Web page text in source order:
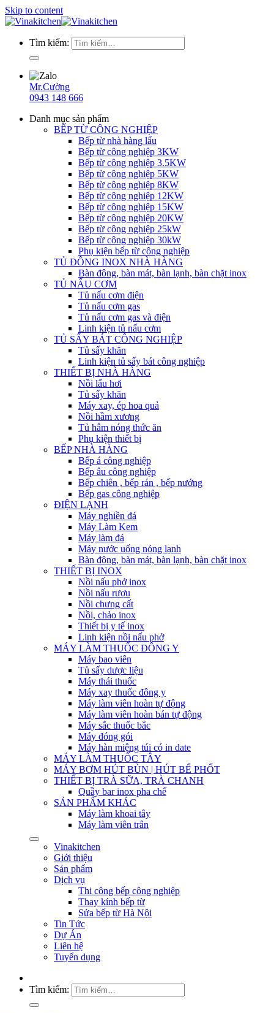
Skip to content
Tìm kiếm:
Mr.Cường
0943 148 666
Danh mục sản phẩm
BẾP TỪ CÔNG NGHIỆP
Bếp từ nhà hàng lẩu
Bếp từ công nghiệp 3KW
Bếp từ công nghiệp 3.5KW
Bếp từ công nghiệp 5KW
Bếp từ công nghiệp 8KW
Bếp từ công nghiệp 12KW
Bếp từ công nghiệp 15KW
Bếp từ công nghiệp 20KW
Bếp từ công nghiệp 25kW
Bếp từ công nghiệp 30kW
Phụ kiện bếp từ công nghiệp
TỦ ĐÔNG INOX NHÀ HÀNG
Bàn đông, bàn mát, bàn lạnh, bàn chặt inox
TỦ NẤU CƠM
Tủ nấu cơm điện
Tủ nấu cơm gas
Tủ nấu cơm gas và điện
Linh kiện tủ nấu cơm
TỦ SẤY BÁT CÔNG NGHIỆP
Tủ sấy khăn
Linh kiện tủ sấy bát công nghiệp
THIẾT BỊ NHÀ HÀNG
Nồi lẩu hơi
Tủ sấy khăn
Máy xay, ép hoa quả
Nồi hầm xương
Tủ hâm nóng thức ăn
Phụ kiện thiết bị
BẾP NHÀ HÀNG
Bếp á công nghiệp
Bếp âu công nghiệp
Bếp chiên , bếp rán , bếp nướng
Bếp gas công nghiệp
ĐIỆN LẠNH
Máy nghiền đá
Máy Làm Kem
Máy làm đá
Máy nước uống nóng lạnh
Bàn đông, bàn mát, bàn lạnh, bàn chặt inox
THIẾT BỊ INOX
Nồi nấu phở inox
Nồi nấu rượu
Nồi chưng cất
Nồi, chảo inox
Thiết bị y tế inox
Linh kiện nồi nấu phở
MÁY LÀM THUỐC ĐÔNG Y
Máy bao viên
Tủ sấy dược liệu
Máy thái thuốc
Máy xay thuốc đông y
Máy làm viên hoàn tự động
Máy làm viên hoàn bán tự động
Máy sắc thuốc bắc
Máy đóng gói
Máy hàn miệng túi có in date
MÁY LÀM THUỐC TÂY
MÁY BƠM HÚT BÙN | HÚT BỂ PHỐT
THIẾT BỊ TRÀ SỮA, TRÀ CHANH
Quầy bar inox pha chế
SẢN PHẨM KHÁC
Máy làm khoai tây
Máy làm viên trân
Vinakitchen
Giới thiệu
Sản phẩm
Dịch vụ
Thi công bếp công nghiệp
Thay kính bếp từ
Sửa bếp từ Hà Nội
Tin Tức
Dự Án
Liên hệ
Tuyển dụng
Tìm kiếm: